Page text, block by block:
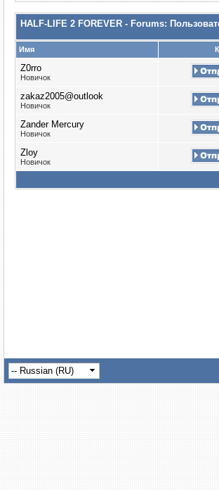
HALF-LIFE 2 FOREVER - Forums:
Имя
Z0rro
Новичок
zakaz2005@outlook
Новичок
Zander Mercury
Новичок
Zloy
Новичок